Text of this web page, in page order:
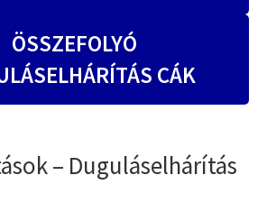
ÖSSZEFOLYÓ
CÁK
– Duguláselhárítás